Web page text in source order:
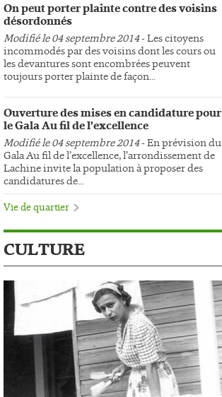
On peut porter plainte contre des voisins
désordonnés
Modifié le 04 septembre 2014- Les citoyens
incommodés par des voisins dont les cours ou
les devantures sont encombrées peuvent
toujours porter plainte de façon...
Ouverture des mises en candidature pour
le Gala Au fil de l’excellence
Modifié le 04 septembre 2014- En prévision du
Gala Au fil de l’excellence, l’arrondissement de
Lachine invite la population à proposer des
candidatures de...
Vie de quartier
CULTURE